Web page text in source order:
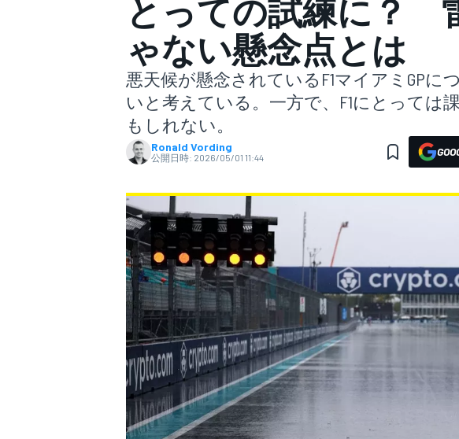
スーパーフォーミュラ
スーパーGT
WEC
とっての試練に？
ゃない懸念点とは
悪天候が懸念されているF1マイアミGPに
いと考えている。一方で、F1にとっては
もしれない。
Ronald Vording
公開日時: 2026/05/01 11:44